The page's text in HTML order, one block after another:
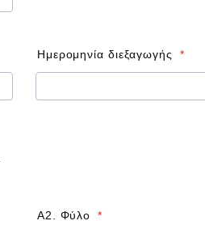
Ημερομηνία διεξαγωγής *
Α2. Φύλο *